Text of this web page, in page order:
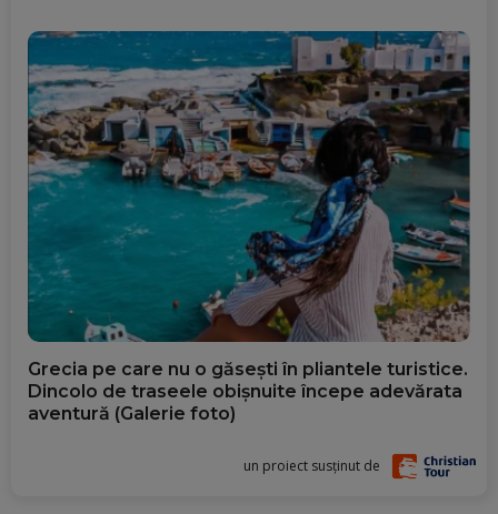
Grecia pe care nu o găsești în pliantele turistice.
Dincolo de traseele obișnuite începe adevărata
aventură (Galerie foto)
un proiect susținut de